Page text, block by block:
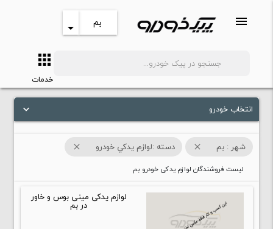
menu بم arrow_drop_down
apps
خدمات
keyboard_arrow_down انتخاب خودرو
شهر : بم close دسته :لوازم يدکي خودرو close
لیست فروشندگان لوازم یدکی خودرو بم
لوازم یدکی مینی بوس و خاور
در بم